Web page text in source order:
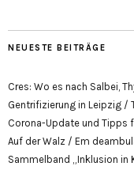
NEUESTE BEITRÄGE
Cres: Wo es nach Salbei,
Gentrifizierung in Leipzig /
Corona-Update und Tipps
Auf der Walz / Em
Sammelband „Inklusion in